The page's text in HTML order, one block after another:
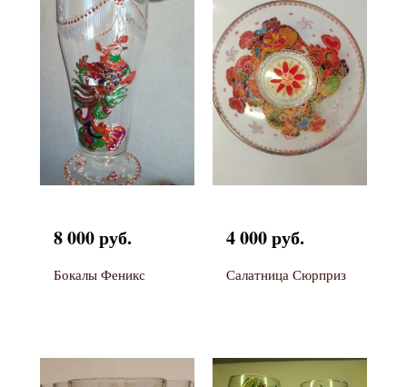
8 000 руб.
Бокалы Феникс
4 000 руб.
Салатница Сюрприз